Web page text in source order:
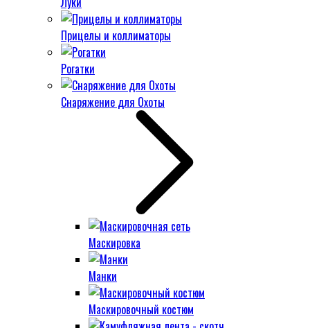
Прицелы и коллиматоры
Рогатки
Снаряжение для Охоты
Маскировка
Манки
Маскировочный костюм